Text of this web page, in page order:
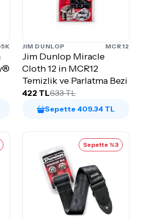
JIM DUNLOP MCR12
Jim Dunlop Miracle
Cloth 12 in MCR12
Temizlik ve Parlatma Bezi
422 TL633 TL
Sepette 409.34 TL
Sepette %3